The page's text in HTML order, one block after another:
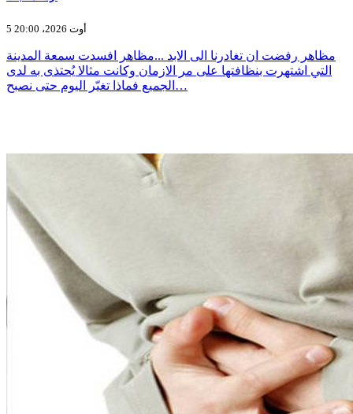
5 أوت 2026، 20:00
مظاهر رفضت ان تغادرنا الى الابد ...مظاهر افسدت سمعة المدينة
التي اشتهرت بنظافتها على مر الازمان وكانت مثالا يُحتذى به لدى
الجميع فماذا تغيّر اليوم حتى نصبح…